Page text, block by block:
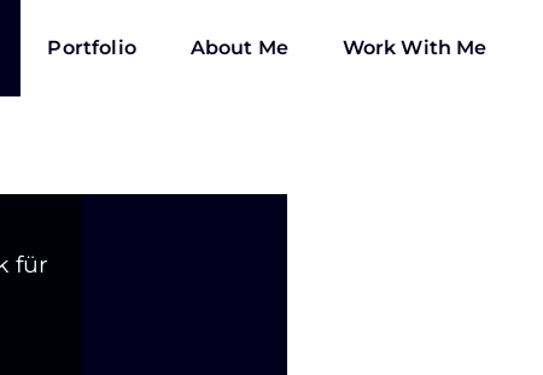
Work With Me
About Me
Portfolio
für